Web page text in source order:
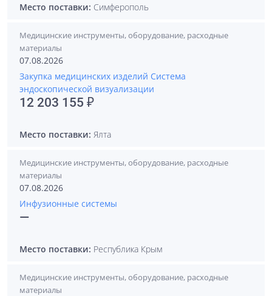
Место поставки: Симферополь
Медицинские инструменты, оборудование, расходные
материалы
07.08.2026
Закупка медицинских изделий Система
эндоскопической визуализации
12 203 155 ₽
Место поставки: Ялта
Медицинские инструменты, оборудование, расходные
материалы
07.08.2026
Инфузионные системы
—
Место поставки: Республика Крым
Медицинские инструменты, оборудование, расходные
материалы